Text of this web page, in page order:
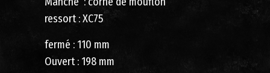
ressort : XC75
fermé : 110 mm
Ouvert : 198 mm